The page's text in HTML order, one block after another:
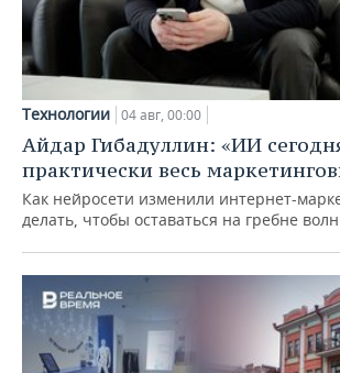
Технологии 04 авг, 00:00
Айдар Гибадуллин: «ИИ
практически весь
Как нейросети изменили интернет-
делать, чтобы оставаться на гребне